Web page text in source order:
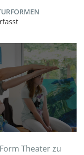
Theater zu